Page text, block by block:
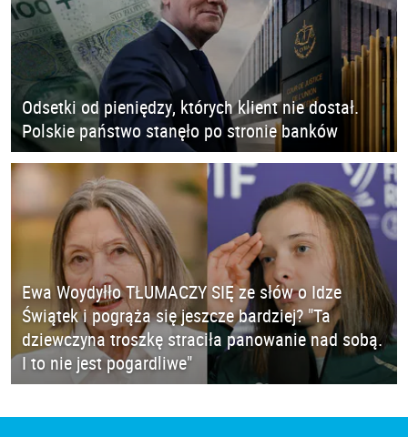
Odsetki od pieniędzy, których klient nie dostał.
Polskie państwo stanęło po stronie banków
Ewa Woydyłło TŁUMACZY SIĘ ze słów o Idze
Świątek i pogrąża się jeszcze bardziej? "Ta
dziewczyna troszkę straciła panowanie nad sobą.
I to nie jest pogardliwe"